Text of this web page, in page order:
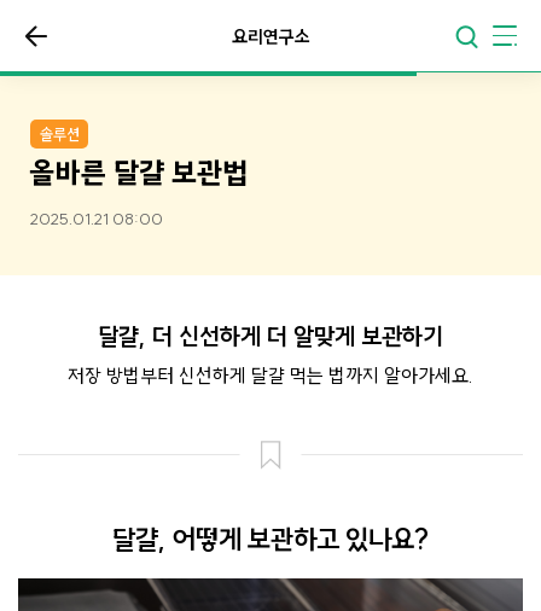
요리연구소
솔루션
올바른 달걀 보관법
2025.01.21 08:00
달걀, 더 신선하게 더 알맞게 보관하기
저장 방법부터 신선하게 달걀 먹는 법까지 알아가세요.
달걀, 어떻게 보관하고 있나요?